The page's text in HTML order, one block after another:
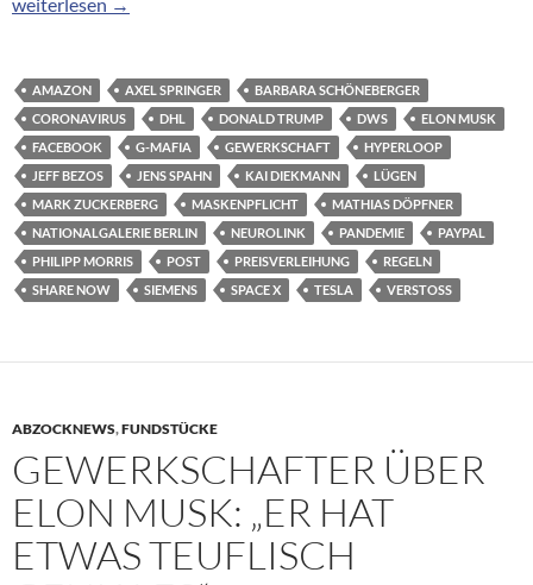
AMAZON AXEL SPRINGER
BARBARA SCHÖNEBERGER
CORONAVIRUS
DHL DONALD TRUMP DWS
ELON MUSK
FACEBOOK
G-MAFIA GEWERKSCHAFT
HYPERLOOP
JEFF BEZOS
JENS SPAHN KAI DIEKMANN
LÜGEN
MARK ZUCKERBERG
MASKENPFLICHT
MATHIAS DÖPFNER
NATIONALGALERIE BERLIN
NEUROLINK PANDEMIE
PAYPAL
PHILIPP MORRIS
POST PREISVERLEIHUNG
REGELN
SHARE NOW
SIEMENS SPACE X TESLA VERSTOSS
ABZOCKNEWS,FUNDSTÜCKE
GEWERKSCHAFTER ÜBER
ELON MUSK: „ER HAT
ETWAS TEUFLISCH